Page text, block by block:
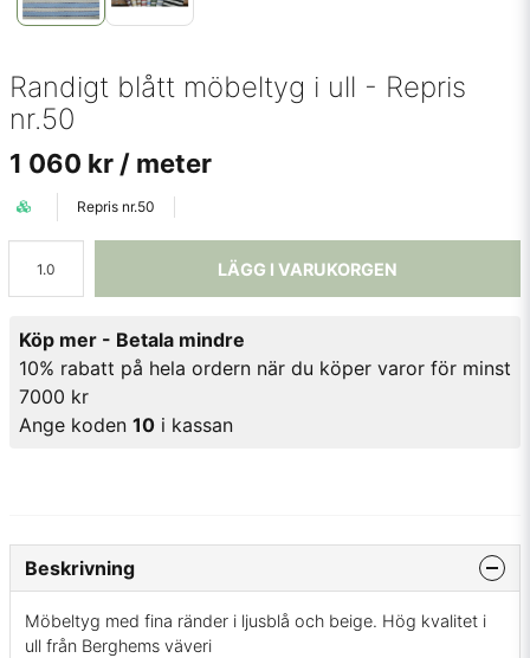
Randigt blått möbeltyg i ull - Repris
nr.50
1 060 kr / meter
Repris nr.50
LÄGG I VARUKORGEN
Köp mer - Betala mindre
10% rabatt på hela ordern när du köper varor för minst
7000 kr
Ange koden 10 i kassan
Beskrivning
Möbeltyg med fina ränder i ljusblå och beige. Hög kvalitet i
ull från Berghems väveri